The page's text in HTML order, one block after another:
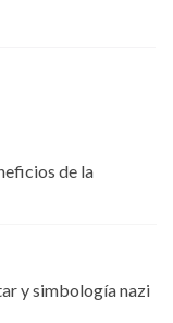
de la
y simbología nazi